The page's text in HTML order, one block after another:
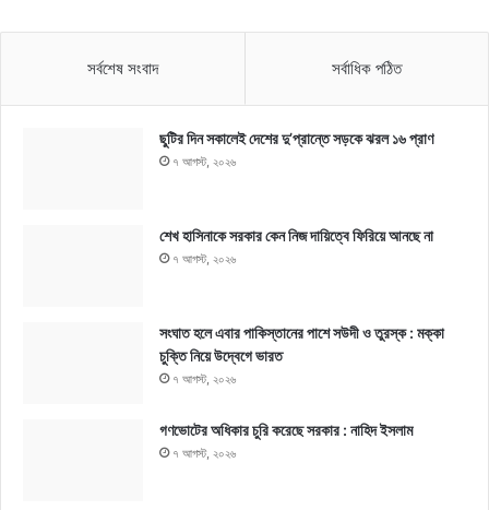
সর্বশেষ সংবাদ সর্বাধিক পঠিত
ছুটির দিন সকালেই দেশের দু’প্রান্তে সড়কে ঝরল ১৬ প্রাণ
৭ আগস্ট, ২০২৬
শেখ হাসিনাকে সরকার কেন নিজ দায়িত্বে ফিরিয়ে আনছে না
৭ আগস্ট, ২০২৬
সংঘাত হলে এবার পাকিস্তানের পাশে সউদী ও তুরস্ক : মক্কা
চুক্তি নিয়ে উদ্বেগে ভারত
৭ আগস্ট, ২০২৬
গণভোটের অধিকার চুরি করেছে সরকার : নাহিদ ইসলাম
৭ আগস্ট, ২০২৬